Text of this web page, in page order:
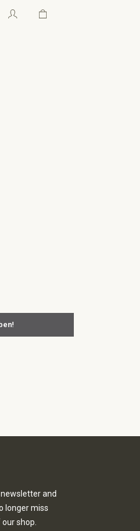
Warenkorb enthält 0
Wert ein
and
longer miss
shop.